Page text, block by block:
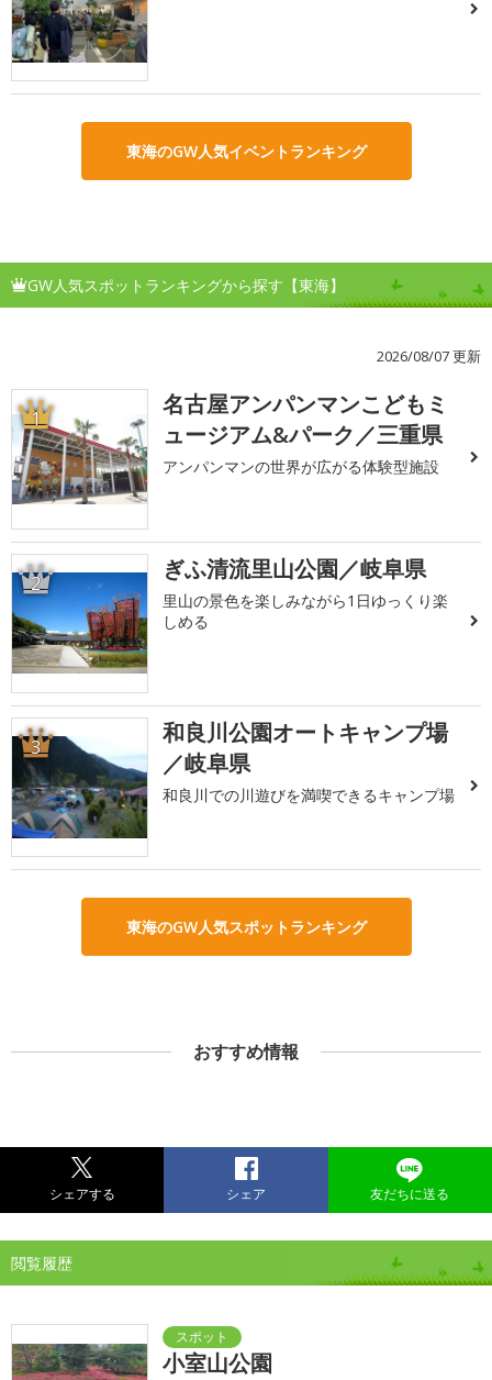
東海のGW人気イベントランキング
GW人気スポットランキングから探す【東海】
2026/08/07 更新
1
名古屋アンパンマンこどもミ
ュージアム&パーク／三重県
アンパンマンの世界が広がる体験型施設
2 ぎふ清流里山公園／岐阜県
里山の景色を楽しみながら1日ゆっくり楽
しめる
3
和良川公園オートキャンプ場
／岐阜県
和良川での川遊びを満喫できるキャンプ場
東海のGW人気スポットランキング
おすすめ情報
シェアする シェア 友だちに送る
閲覧履歴
小室山公園